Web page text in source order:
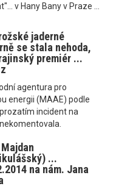
v Hany Bany v Praze ...
jaderné
se stala nehoda,
premiér ...
agentura pro
energii (MAAE) podle
incident na
...
na nám. Jana